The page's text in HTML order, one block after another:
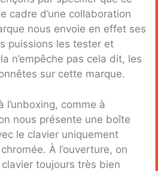
cadre d’une collaboration
nous envoie en effet ses
puissions les tester et
n’empêche pas cela dit, les
sur cette marque.
l’unboxing, comme à
nous présente une boîte
le clavier uniquement
À l’ouverture, on
toujours très bien